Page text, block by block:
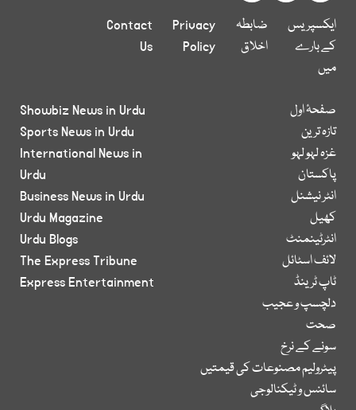
ایکسپریس
کے بارے
میں
ضابطہ
اخلاق
Privacy
Policy
Contact
Us
صفحۂ اول
تازہ ترین
غزہ لہو لہو
پاکستان
انٹر نیشنل
کھیل
انٹرٹینمنٹ
لائف اسٹائل
ٹاپ ٹرینڈ
دلچسپ و عجیب
صحت
سونے کے نرخ
پیٹرولیم مصنوعات کی قیمتیں
سائنس و ٹیکنالوجی
Showbiz News in Urdu
Sports News in Urdu
International News in
Urdu
Business News in Urdu
Urdu Magazine
Urdu Blogs
The Express Tribune
Express Entertainment